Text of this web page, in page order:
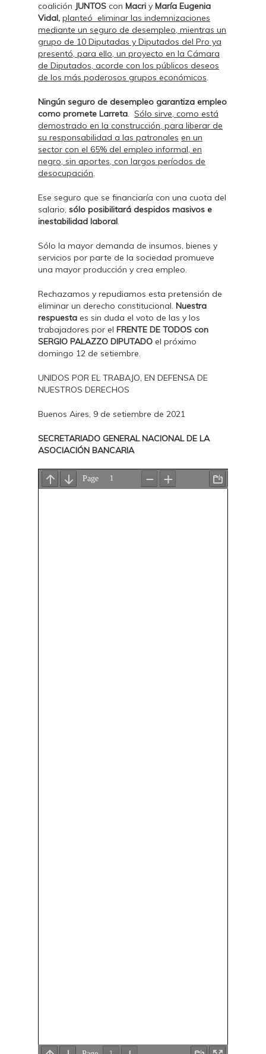
coalición JUNTOS con Macri y María Eugenia
Vidal, planteó eliminar las indemnizaciones
mediante un seguro de desempleo, mientras un
grupo de 10 Diputadas y Diputados del Pro ya
presentó, para ello, un proyecto en la Cámara
de Diputados, acorde con los públicos deseos
de los más poderosos grupos económicos.
Ningún seguro de desempleo garantiza empleo
como promete Larreta. Sólo sirve, como está
demostrado en la construcción, para liberar de
su responsabilidad a las patronales en un
sector con el 65% del empleo informal, en
negro, sin aportes, con largos períodos de
desocupación.
Ese seguro que se financiaría con una cuota del
salario, sólo posibilitará despidos masivos e
inestabilidad laboral.
Sólo la mayor demanda de insumos, bienes y
servicios por parte de la sociedad promueve
una mayor producción y crea empleo.
Rechazamos y repudiamos esta pretensión de
eliminar un derecho constitucional. Nuestra
respuesta es sin duda el voto de las y los
trabajadores por el FRENTE DE TODOS con
SERGIO PALAZZO DIPUTADO el próximo
domingo 12 de setiembre.
UNIDOS POR EL TRABAJO, EN DEFENSA DE
NUESTROS DERECHOS
Buenos Aires, 9 de setiembre de 2021
SECRETARIADO GENERAL NACIONAL DE LA
ASOCIACIÓN BANCARIA